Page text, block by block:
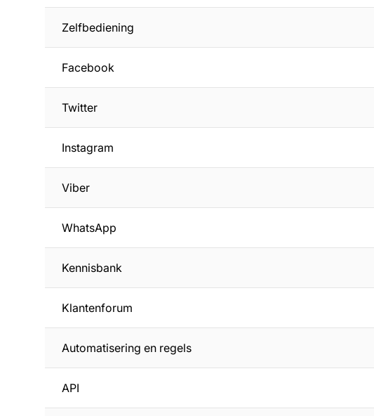
Zelfbediening
Facebook
Twitter
Instagram
Viber
WhatsApp
Kennisbank
Klantenforum
Automatisering en regels
API